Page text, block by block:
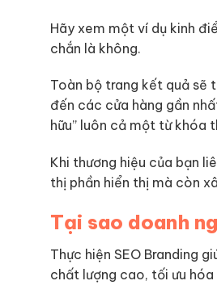
Hãy xem một ví dụ kinh
chắn là không.
Toàn bộ trang kết quả sẽ
đến các cửa hàng gần
hữu” luôn cả một từ khóa
Khi thương hiệu của bạn
thị phần hiển thị mà còn
Tại sao doanh
Thực hiện SEO Branding
chất lượng cao, tối ưu